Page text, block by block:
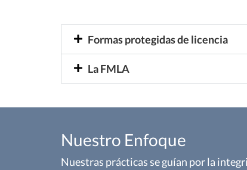
Formas protegidas de licencia
La FMLA
Nuestro Enfoque
Nuestras prácticas se guían por la